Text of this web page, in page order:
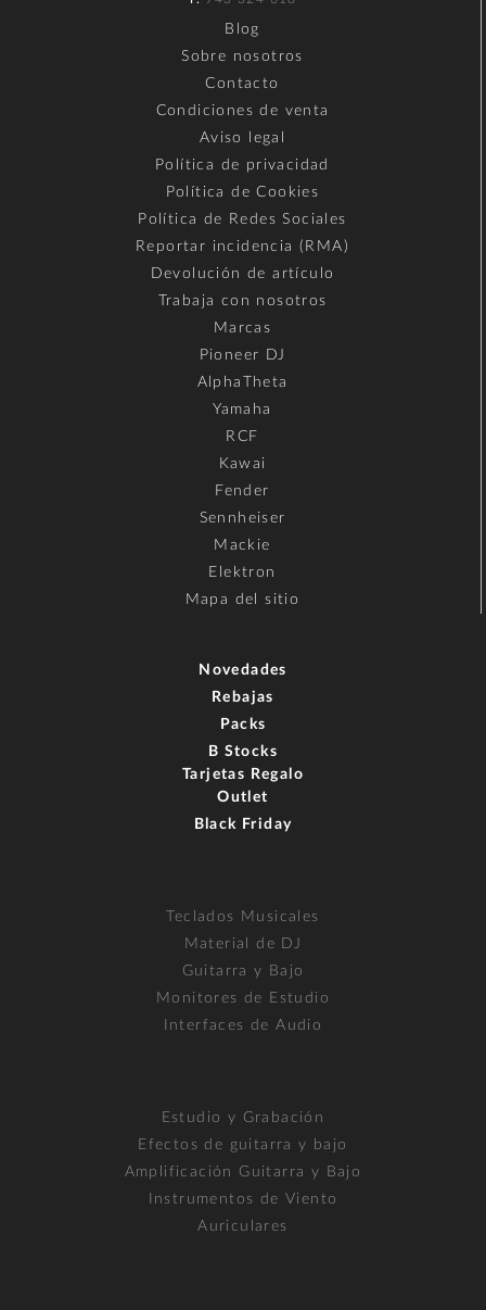
Blog
Sobre nosotros
Contacto
Condiciones de venta
Aviso legal
Política de privacidad
Política de Cookies
Política de Redes Sociales
Reportar incidencia (RMA)
Devolución de artículo
Trabaja con nosotros
Marcas
Pioneer DJ
AlphaTheta
Yamaha
RCF
Kawai
Fender
Sennheiser
Mackie
Elektron
Mapa del sitio
Novedades
Rebajas
Packs
B Stocks
Tarjetas Regalo
Outlet
Black Friday
Teclados Musicales
Material de DJ
Guitarra y Bajo
Monitores de Estudio
Interfaces de Audio
Estudio y Grabación
Efectos de guitarra y bajo
Amplificación Guitarra y Bajo
Instrumentos de Viento
Auriculares